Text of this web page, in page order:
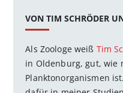
VON TIM SCHRÖDER
Als Zoologe weiß Tim
in Oldenburg, gut, wie
Planktonorganismen